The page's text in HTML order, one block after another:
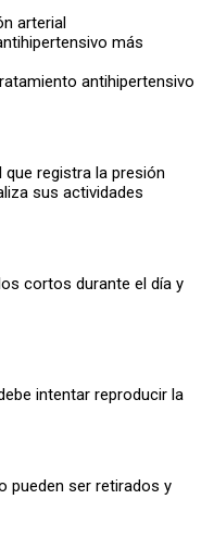
arterial
más
antihipertensivo
que registra la presión
sus actividades
cortos durante el día y
intentar reproducir la
pueden ser retirados y